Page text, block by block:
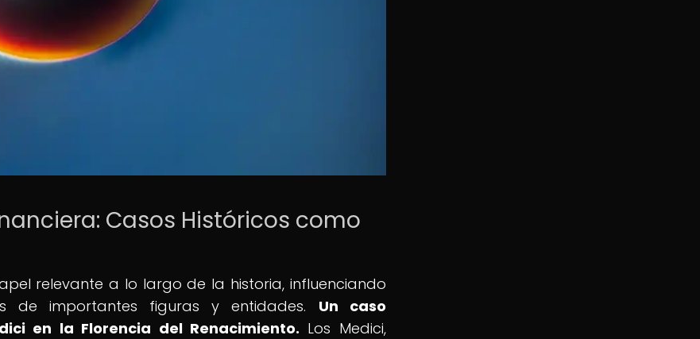
Casos Históricos como
relevante a lo largo de la historia, influenciando
de importantes figuras y entidades. Un caso
en la Florencia del Renacimiento. Los Medici,